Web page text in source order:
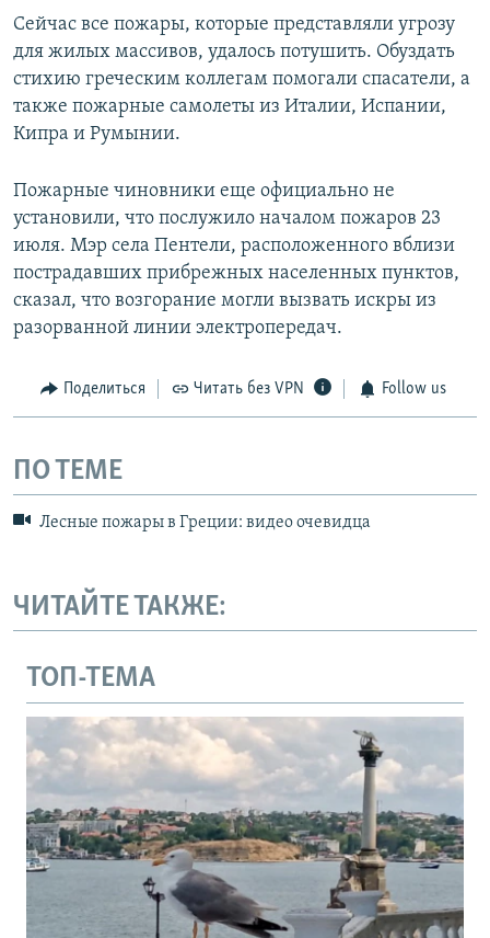
Сейчас все пожары, которые представляли угрозу
для жилых массивов, удалось потушить. Обуздать
стихию греческим коллегам помогали спасатели, а
также пожарные самолеты из Италии, Испании,
Кипра и Румынии.
Пожарные чиновники еще официально не
установили, что послужило началом пожаров 23
июля. Мэр села Пентели, расположенного вблизи
пострадавших прибрежных населенных пунктов,
сказал, что возгорание могли вызвать искры из
разорванной линии электропередач.
Поделиться Читать без VPN Follow us
ПО ТЕМЕ
Лесные пожары в Греции: видео очевидца
ЧИТАЙТЕ ТАКЖЕ:
ТОП-ТЕМА